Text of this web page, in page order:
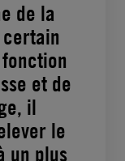
de la
et de
il
le
un plus